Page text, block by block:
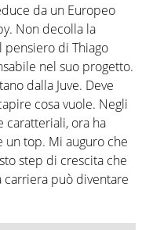
da un Europeo
Non decolla la
di Thiago
nel suo progetto.
dalla Juve. Deve
cosa vuole. Negli
caratteriali, ora ha
top. Mi auguro che
step di crescita che
può diventare